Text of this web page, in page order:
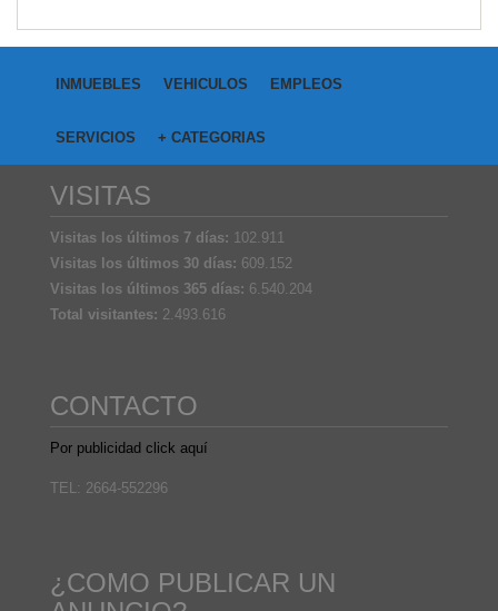
INMUEBLES VEHICULOS EMPLEOS
SERVICIOS + CATEGORIAS
VISITAS
Visitas los últimos 7 días: 102.911
Visitas los últimos 30 días: 609.152
Visitas los últimos 365 días: 6.540.204
Total visitantes: 2.493.616
CONTACTO
Por publicidad click aquí
TEL: 2664-552296
¿COMO PUBLICAR UN